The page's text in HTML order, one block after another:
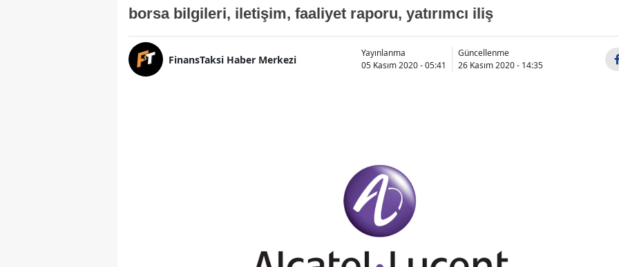
borsa bilgileri, iletişim, faaliyet raporu, yatırımcı iliş
FinansTaksi Haber Merkezi
Yayınlanma
05 Kasım 2020 - 05:41
Güncellenme
26 Kasım 2020 - 14:35